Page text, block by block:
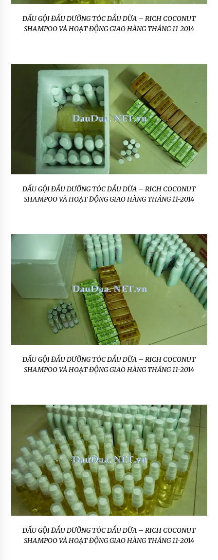
DẦU GỘI ĐẦU DƯỠNG TÓC DẦU DỪA – RICH COCONUT
SHAMPOO VÀ HOẠT ĐỘNG GIAO HÀNG THÁNG 11-2014
DẦU GỘI ĐẦU DƯỠNG TÓC DẦU DỪA – RICH COCONUT
SHAMPOO VÀ HOẠT ĐỘNG GIAO HÀNG THÁNG 11-2014
DẦU GỘI ĐẦU DƯỠNG TÓC DẦU DỪA – RICH COCONUT
SHAMPOO VÀ HOẠT ĐỘNG GIAO HÀNG THÁNG 11-2014
DẦU GỘI ĐẦU DƯỠNG TÓC DẦU DỪA – RICH COCONUT
SHAMPOO VÀ HOẠT ĐỘNG GIAO HÀNG THÁNG 11-2014